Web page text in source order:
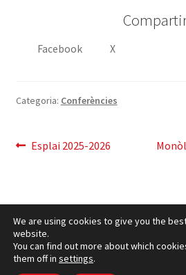
Facebook X
Categoria: Conferències
Navegació
Entrada
Esplai 2025-2026
Política de cookies
We are using cookies to give you the
website.
You can find out more about which
them off in settings.